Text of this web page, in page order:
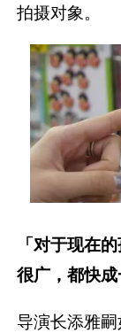
拍摄对象。
「对于现在
很广，都快成
导演长添雅